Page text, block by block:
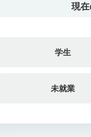
現
学生
未就業